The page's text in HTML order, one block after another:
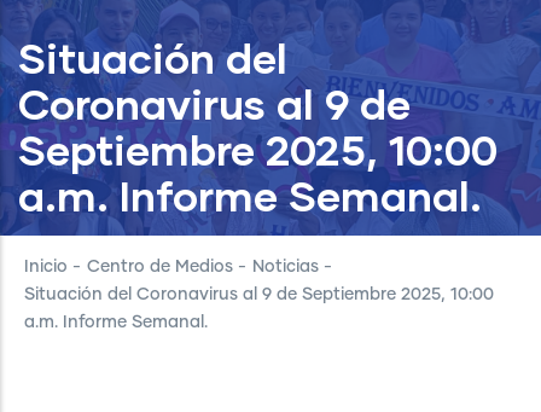
Situación del
Coronavirus al 9 de
Septiembre 2025, 10:00
a.m. Informe Semanal.
Inicio - Centro de Medios - Noticias -
Situación del Coronavirus al 9 de Septiembre 2025, 10:00
a.m. Informe Semanal.